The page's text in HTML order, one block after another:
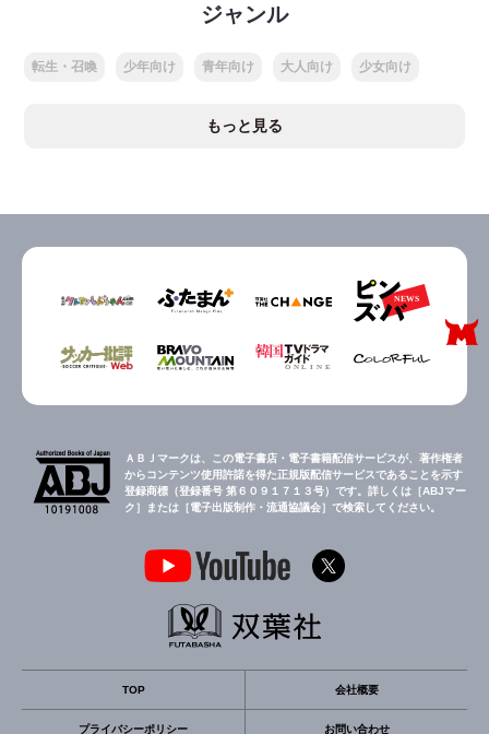
ジャンル
転生・召喚 少年向け 青年向け 大人向け 少女向け
もっと見る
ＡＢＪマークは、この電子書店・電子書籍配信サービスが、著作権者
からコンテンツ使用許諾を得た正規版配信サービスであることを示す
登録商標（登録番号 第６０９１７１３号）です。詳しくは［ABJマー
ク］または［電子出版制作・流通協議会］で検索してください。
TOP 会社概要
プライバシーポリシー お問い合わせ